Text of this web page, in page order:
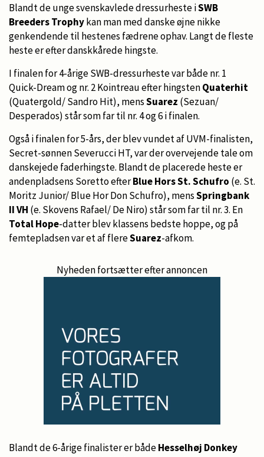
Blandt de unge svenskavlede dressurheste iSWB
Breeders Trophykan man med danske øjne nikke
genkendende til hestenes fædrene ophav. Langt de fleste
heste er efter danskkårede hingste.
I finalen for 4-årige SWB-dressurheste var både nr. 1
Quick-Dream og nr. 2 Kointreau efter hingstenQuaterhit
(Quatergold/ Sandro Hit), mensSuarez (Sezuan/
Desperados) står som far til nr. 4 og 6 i finalen.
Også i finalen for 5-års, der blev vundet af UVM-finalisten,
Secret-sønnen Severucci HT, var der overvejende tale om
danskejede faderhingste. Blandt de placerede heste er
andenpladsens Soretto efterBlue Hors St. Schufro (e. St.
Moritz Junior/ Blue Hor Don Schufro), mensSpringbank
II VH (e. Skovens Rafael/ De Niro) står som far til nr. 3. En
Total Hope-datter blev klassens bedste hoppe, og på
femtepladsen var et af flereSuarez-afkom.
Nyheden fortsætter efter annoncen
Blandt de 6-årige finalister er bådeHesselhøj Donkey